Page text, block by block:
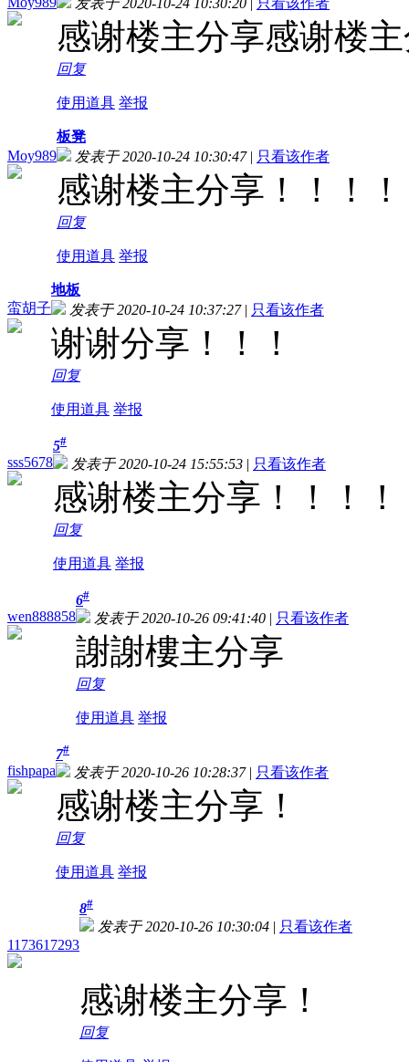
感谢楼主分享感谢楼
回复
使用道具 举报
Moy989
板凳
发表于 2020-10-24 10:30:47 | 只看该作者
感谢楼主分享！！！
回复
使用道具 举报
蛮胡子
地板
发表于 2020-10-24 10:37:27 | 只看该作者
谢谢分享！！！
回复
使用道具 举报
sss5678
5#
发表于 2020-10-24 15:55:53 | 只看该作者
感谢楼主分享！！！
回复
使用道具 举报
wen888858
6#
发表于 2020-10-26 09:41:40 | 只看该作者
謝謝樓主分享
回复
使用道具 举报
fishpapa
7#
发表于 2020-10-26 10:28:37 | 只看该作者
感谢楼主分享！
回复
使用道具 举报
1173617293
8#
发表于 2020-10-26 10:30:04 | 只看该作者
感谢楼主分享！
回复